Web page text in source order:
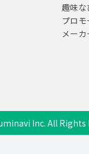
趣味な
プロ
メー
Inc. All Rights